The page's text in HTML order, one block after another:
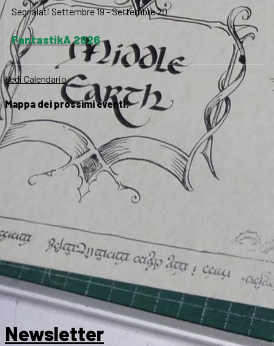
Segnalati Settembre 19-Settembre 20
FantastikA 2026
Vedi Calendario
Mappa dei prossimi eventi:
Newsletter